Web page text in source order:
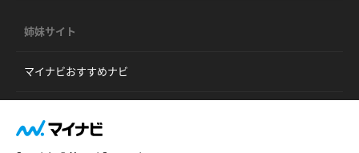
姉妹サイト
マイナビおすすめナビ